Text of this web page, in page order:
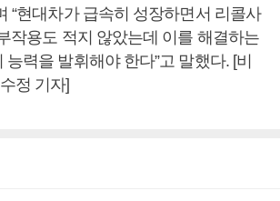
“현대차가 급속히 성장하면서 리콜사
작용도 적지 않았는데 이를 해결하는
력을 발휘해야 한다”고 말했다. [비
정 기자]